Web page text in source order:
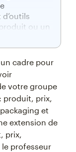
ou un
puis
Processus.
t-il les
de
tous les
ensemble
cadre pour
votre groupe
produit, prix,
et
extension de
prix,
professeur